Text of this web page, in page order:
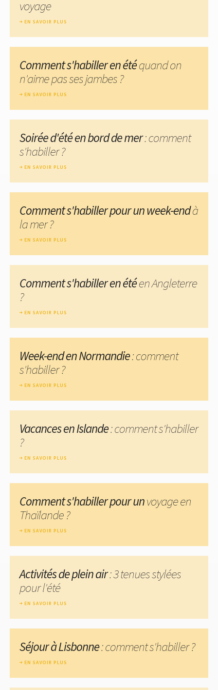
voyage
EN SAVOIR PLUS
Comment s'habiller en étéquand on
n'aime pas ses jambes ?
EN SAVOIR PLUS
Soirée d'été en bord de mer: comment
s'habiller ?
EN SAVOIR PLUS
Comment s'habiller pour un week-endà
la mer ?
EN SAVOIR PLUS
Comment s'habiller en étéen Angleterre
?
EN SAVOIR PLUS
Week-end en Normandie: comment
s'habiller ?
EN SAVOIR PLUS
Vacances en Islande: comment s'habiller
?
EN SAVOIR PLUS
Comment s'habiller pour unvoyage en
Thaïlande ?
EN SAVOIR PLUS
Activités de plein air: 3 tenues stylées
pour l'été
EN SAVOIR PLUS
Séjour à Lisbonne: comment s'habiller ?
EN SAVOIR PLUS